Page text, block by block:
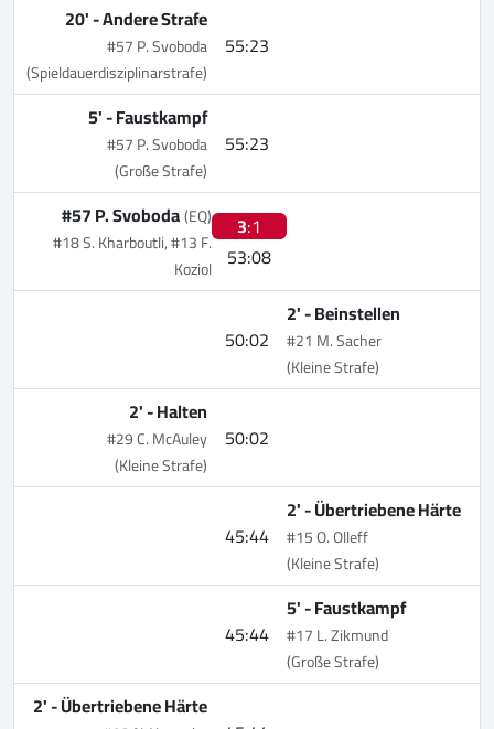
55:23
20' -Andere Strafe
#57 P. Svoboda
(Spieldauerdisziplinarstrafe)
55:23
5' -Faustkampf
#57 P. Svoboda
(Große Strafe)
3:1
53:08
#57 P. Svoboda(EQ)
#18 S. Kharboutli, #13 F.
Koziol
50:02
2' -Beinstellen
#21 M. Sacher
(Kleine Strafe)
50:02
2' -Halten
#29 C. McAuley
(Kleine Strafe)
45:44
2' -Übertriebene Härte
#15 O. Olleff
(Kleine Strafe)
45:44
5' -Faustkampf
#17 L. Zikmund
(Große Strafe)
2' -Übertriebene Härte